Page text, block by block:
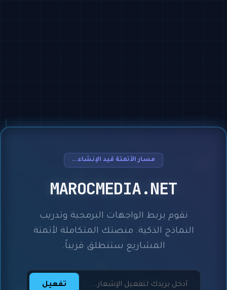
مسار الأتمتة قيد الإنشاء...
MAROCMEDIA.NET
نقوم بربط الواجهات البرمجية وتدريب
النماذج الذكية. منصتك المتكاملة لأتمتة
المشاريع ستنطلق قريباً.
تفعيل